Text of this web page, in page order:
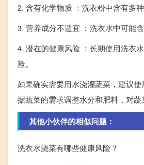
2. 含有化学物质 ：洗衣粉中含有多
3. 营养成分不适宜 ：洗衣水中可能
4. 潜在的健康风险 ：长期使用洗衣
险。
如果确实需要用水浇灌蔬菜，建议
据蔬菜的需求调整水分和肥料，对
其他小伙伴的相似问题：
洗衣水浇菜有哪些健康风险？